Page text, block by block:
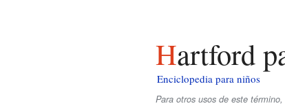
Hartford
Enciclopedia para niños
Para otros usos de este